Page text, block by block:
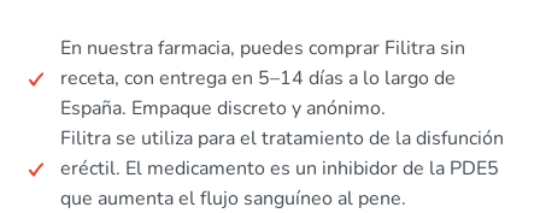
En nuestra farmacia, puedes comprar Filitra sin
receta, con entrega en 5–14 días a lo largo de
España. Empaque discreto y anónimo.
Filitra se utiliza para el tratamiento de la disfunción
eréctil. El medicamento es un inhibidor de la PDE5
que aumenta el flujo sanguíneo al pene.